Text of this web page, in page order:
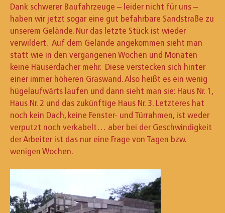
Dank schwerer Baufahrzeuge – leider nicht für uns –
haben wir jetzt sogar eine gut befahrbare Sandstraße zu
unserem Gelände. Nur das letzte Stück ist wieder
verwildert. Auf dem Gelände angekommen sieht man
statt wie in den vergangenen Wochen und Monaten
keine Häuserdächer mehr. Diese verstecken sich hinter
einer immer höheren Graswand. Also heißt es ein wenig
hügelaufwärts laufen und dann sieht man sie: Haus Nr. 1,
Haus Nr. 2 und das zukünftige Haus Nr. 3. Letzteres hat
noch kein Dach, keine Fenster- und Türrahmen, ist weder
verputzt noch verkabelt… aber bei der Geschwindigkeit
der Arbeiter ist das nur eine Frage von Tagen bzw.
wenigen Wochen.